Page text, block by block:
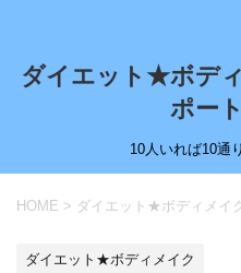
ダイエット★ボデ
ポー
10人いれば10
HOME > ダイエット★ボディメイ
ダイエット★ボディメイク